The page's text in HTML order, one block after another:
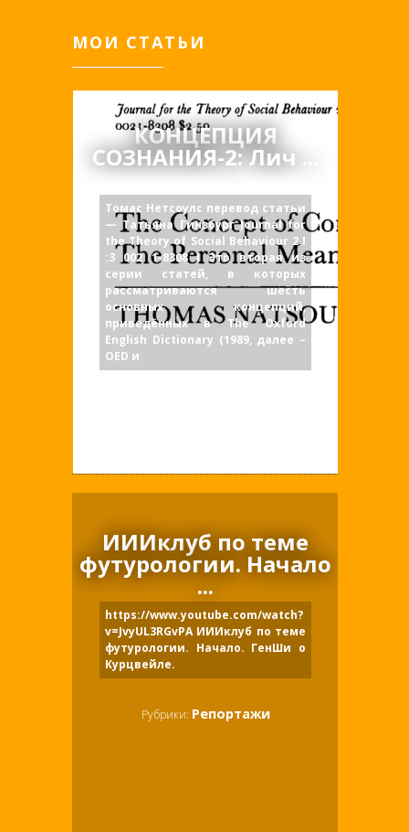
МОИ СТАТЬИ
КОНЦЕПЦИЯ
СОЗНАНИЯ-2: Лич ...
Томас Нетсоулс перевод статьи
— Татьяна Гинзбург Journal for
the Theory of Social Behaviour 2 I
:3 002 1-8308 I Это вторая из
серии статей, в которых
рассматриваются шесть
основных концепций,
приведённых в The Oxford
English Dictionary (1989, далее –
OED и
ИИИклуб по теме
футурологии. Начало
...
https://www.youtube.com/watch?
v=JvyUL3RGvPA ИИИклуб по теме
футурологии. Начало. ГенШи о
Курцвейле.
Рубрики: Репортажи